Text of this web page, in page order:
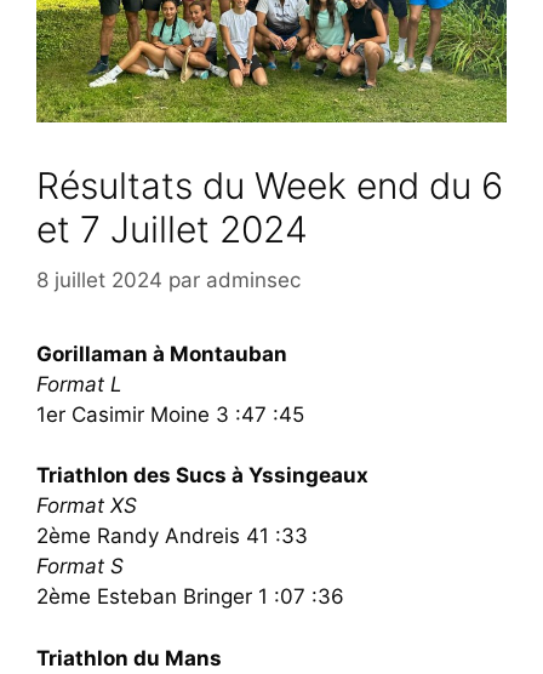
Résultats du Week end du 6
et 7 Juillet 2024
8 juillet 2024 par adminsec
Gorillaman à Montauban
Format L
1er Casimir Moine 3 :47 :45
Triathlon des Sucs à Yssingeaux
Format XS
2ème Randy Andreis 41 :33
Format S
2ème Esteban Bringer 1 :07 :36
Triathlon du Mans